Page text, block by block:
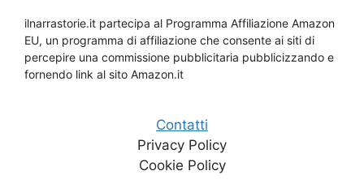
ilnarrastorie.it partecipa al Programma Affiliazione Amazon
EU, un programma di affiliazione che consente ai siti di
percepire una commissione pubblicitaria pubblicizzando e
fornendo link al sito Amazon.it
Contatti
Privacy Policy
Cookie Policy